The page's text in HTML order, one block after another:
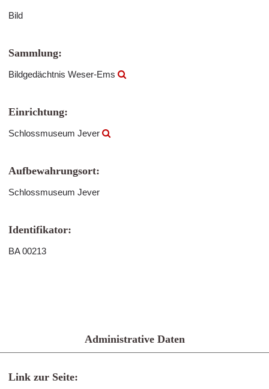
Bild
Sammlung:
Bildgedächtnis Weser-Ems
Einrichtung:
Schlossmuseum Jever
Aufbewahrungsort:
Schlossmuseum Jever
Identifikator:
BA 00213
Administrative Daten
Link zur Seite: